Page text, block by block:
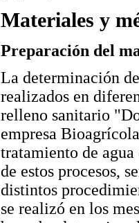
Materiales y
Preparación del
La determinación
realizados en
relleno sanitario
empresa
tratamiento de
de estos procesos,
distintos
se realizó en los